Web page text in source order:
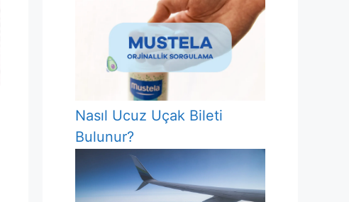
Nasıl Ucuz Uçak Bileti
Bulunur?